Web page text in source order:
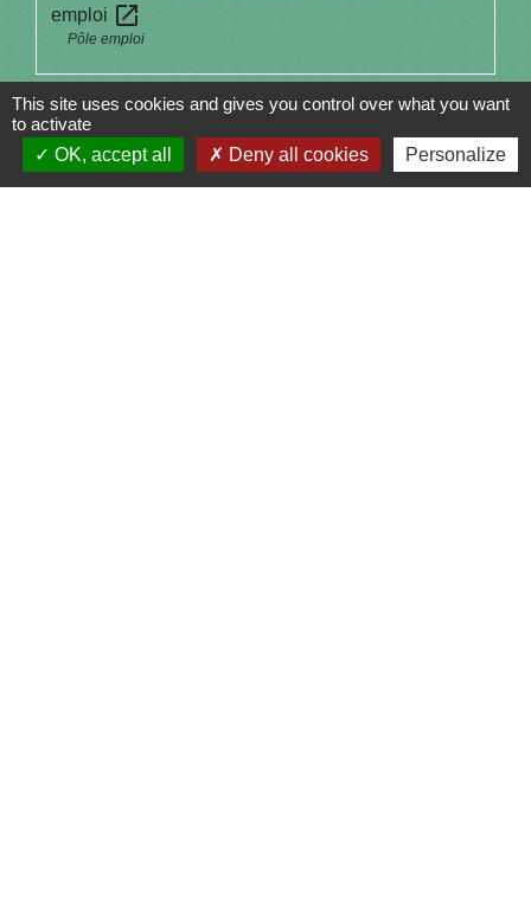
emploi open_in_new
Pôle emploi
Signaler une erreur sur cette page
This site uses cookies and gives you control over what you want
to activate
OK, accept all
Deny all cookies Personalize